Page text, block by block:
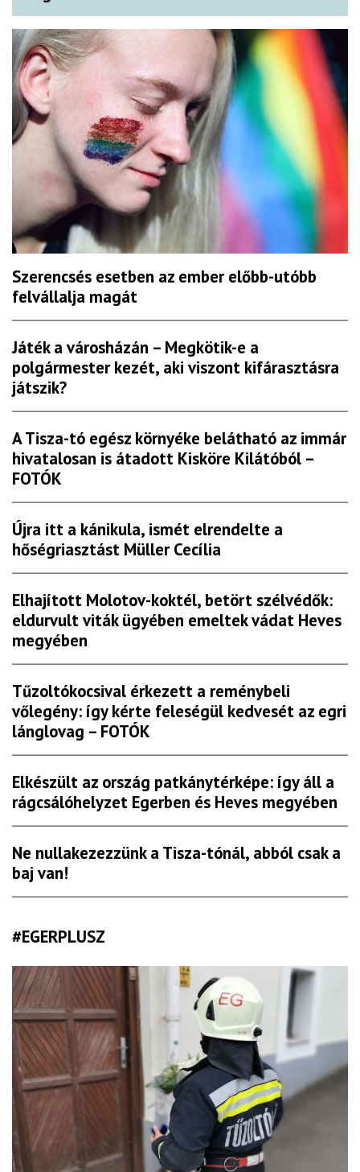
Szerencsés esetben az ember előbb-utóbb
felvállalja magát
Játék a városházán – Megkötik-e a
polgármester kezét, aki viszont kifárasztásra
játszik?
A Tisza-tó egész környéke belátható az immár
hivatalosan is átadott Kisköre Kilátóból –
FOTÓK
Újra itt a kánikula, ismét elrendelte a
hőségriasztást Müller Cecília
Elhajított Molotov-koktél, betört szélvédők:
eldurvult viták ügyében emeltek vádat Heves
megyében
Tűzoltókocsival érkezett a reménybeli
vőlegény: így kérte feleségül kedvesét az egri
lánglovag – FOTÓK
Elkészült az ország patkánytérképe: így áll a
rágcsálóhelyzet Egerben és Heves megyében
Ne nullakezezzünk a Tisza-tónál, abból csak a
baj van!
#EGERPLUSZ